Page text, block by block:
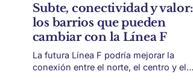
Subte, conectividad y valor:
los barrios que pueden
cambiar con la Línea F
La futura Línea F podría mejorar la
conexión entre el norte, el centro y el